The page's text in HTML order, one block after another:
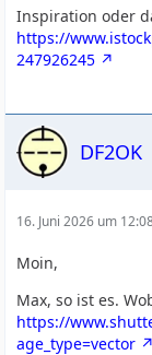
Inspiration oder
https://
247926245
DF2OK
16. Juni 2026 um
Moin,
Max, so ist es.
https://
age_type=vector